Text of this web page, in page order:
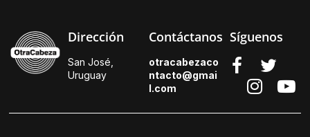
Dirección
San José,
Uruguay
Contáctanos
otracabezaco
ntacto@gmai
l.com
Síguenos